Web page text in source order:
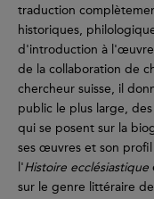
traduction
historiques,
d'introduction à l'œuvre
de la collaboration de
chercheur suisse, il
public le plus large,
qui se posent sur la
ses œuvres et son
l'Histoire ecclésiastique
sur le genre littéraire